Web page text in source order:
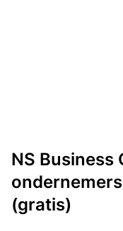
NS Business
(gratis)